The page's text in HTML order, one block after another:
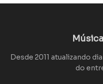
Desde 2011 atualizando
do